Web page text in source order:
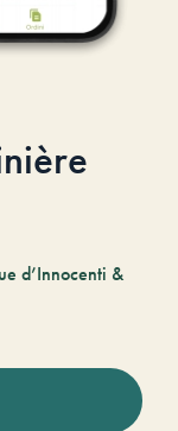
d’Innocenti &